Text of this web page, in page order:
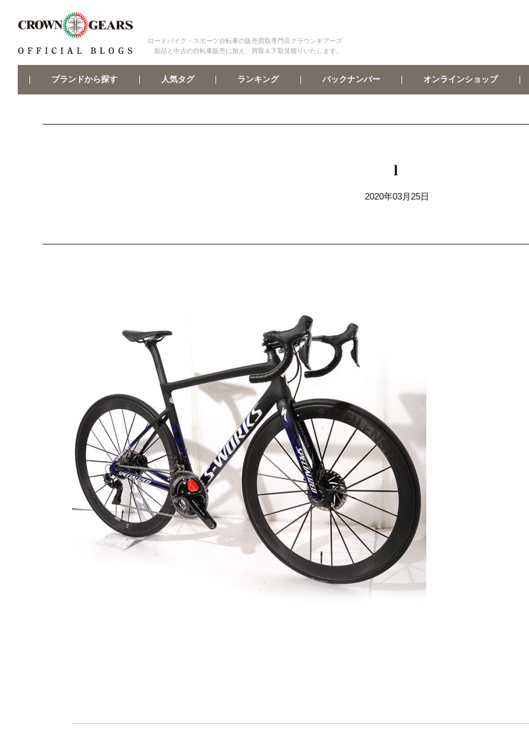
ロードバイク・スポーツ自転車の販売買取専門店クラウンギアーズ
新品と中古の自転車販売に加え、買取＆下取見積りいたします。
ブランドから探す 人気タグ ランキング バックナンバー オンラインショップ
l
2020年03月25日